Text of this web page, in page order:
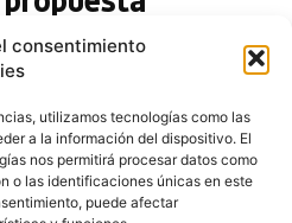
consentimiento
utilizamos tecnologías como las
a la información del dispositivo. El
nos permitirá procesar datos como
o las identificaciones únicas en este
puede afectar
2018
y cenas con familiares,
Pensando en estas
La hora —y la